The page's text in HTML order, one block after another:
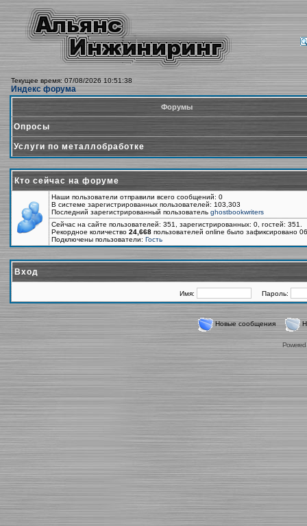
Текущее время: 07/08/2026 10:51:38
Индекс форума
Форумы
Опросы
Услуги по металлобработке
Кто сейчас на форуме
Наши пользователи отправили всего сообщений: 0
В системе зарегистрированных пользователей: 103,303
Последний зарегистрированный пользователь ghostbookwriters
Сейчас на сайте пользователей: 351, зарегистрированных: 0, гостей:
Рекордное количество 24,668 пользователей online было зафиксировано
Подключены пользователи: Гость
Вход
Имя: Пароль:
Новые сообщения